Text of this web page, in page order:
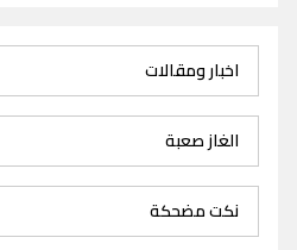
اخبار ومقالات
الغاز صعبة
نكت مضحكة